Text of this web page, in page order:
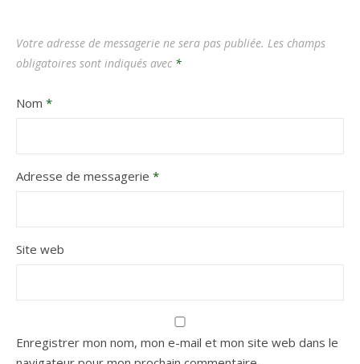
Votre adresse de messagerie ne sera pas publiée. Les champs
obligatoires sont indiqués avec *
Nom *
Adresse de messagerie *
Site web
Enregistrer mon nom, mon e-mail et mon site web dans le